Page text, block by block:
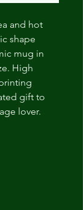
and hot
shape
mug in
High
gift to
lover.